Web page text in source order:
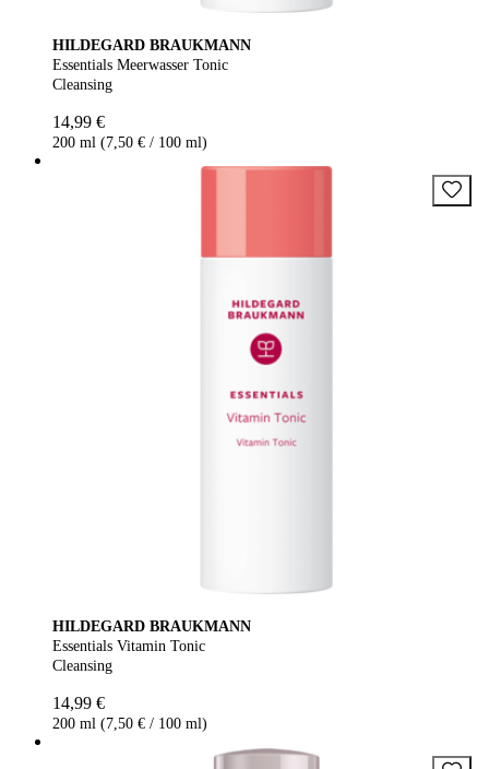
HILDEGARD BRAUKMANN
Essentials Meerwasser Tonic
Cleansing
14,99 €
200 ml (7,50 € / 100 ml)
HILDEGARD BRAUKMANN
Essentials Vitamin Tonic
Cleansing
14,99 €
200 ml (7,50 € / 100 ml)